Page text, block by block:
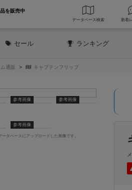
を販売中
データベース 検索
セール ランキング
通販 キャプテンフリップ
参考画像 参考画像
参考画像
ータベースにアップロードした画像です。